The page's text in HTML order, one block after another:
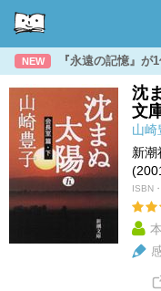
NEW 『永遠の記憶』が
沈
文
山崎
新潮
ISBN